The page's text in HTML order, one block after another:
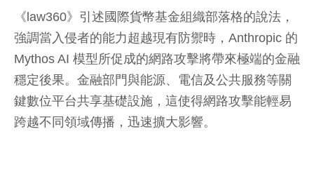
《law360》引述國際貨幣基金組織部落格的說法，
強調當入侵者的能力超越現有防禦時，Anthropic 的
Mythos AI 模型所促成的網路攻擊將帶來極端的金融
穩定後果。金融部門與能源、電信及公共服務等關
鍵數位平台共享基礎設施，這使得網路攻擊能輕易
跨越不同領域傳播，迅速擴大影響。